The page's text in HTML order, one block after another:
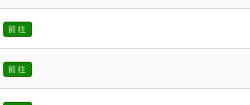
前往
前往